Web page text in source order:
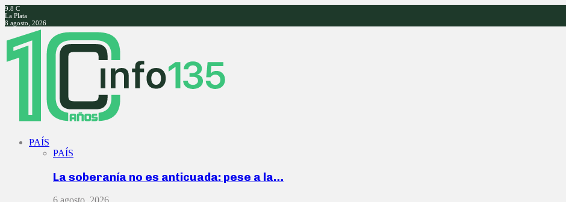
9.8 C
La Plata
8 agosto, 2026
Facebook
Twitter
Instagram
Youtube
PAÍS
PAÍS
La soberanía no es anticuada: pese a la…